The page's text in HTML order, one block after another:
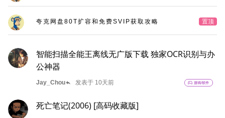
夸克网盘80T扩容和免费SVIP获取攻略 置顶
智能扫描全能王离线无广版下载 独家OCR识别与办
公神器
Jay_Choureply 发表于 10天前 sports_esports 游戏/软件
死亡笔记(2006) [高码收藏版]